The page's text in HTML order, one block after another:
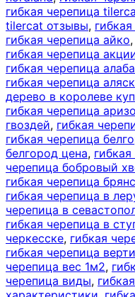
гибкая черепица
tilercat отзывы,
гибкая черепица айко,
гибкая черепица
гибкая черепица
гибкая черепица
дерево в королеве
гибкая черепица
гвоздей, гибкая
гибкая черепица
белгород цена,
черепица бобровый
гибкая черепица
гибкая черепица в
черепица в
гибкая черепица в
черкесске, гибкая
гибкая черепица
черепица вес 1м2,
черепица виды,